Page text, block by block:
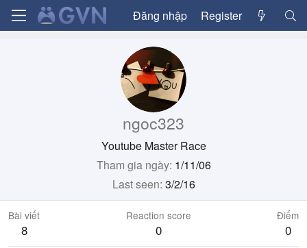
Đăng nhập Register
ngoc323
Youtube Master Race
Tham gia ngày 1/11/06
Last seen 3/2/16
Bài viết
8
Reaction score
0
Điểm
0